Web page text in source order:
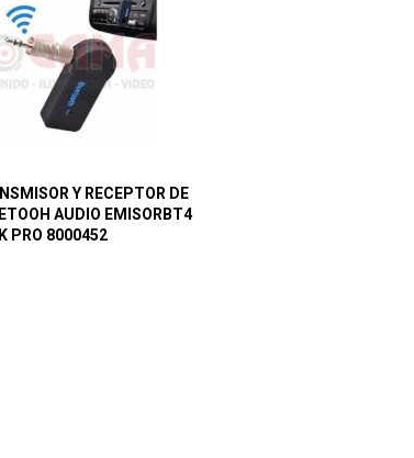
Y RECEPTOR DE
AUDIO EMISORBT4
PRO 8000452